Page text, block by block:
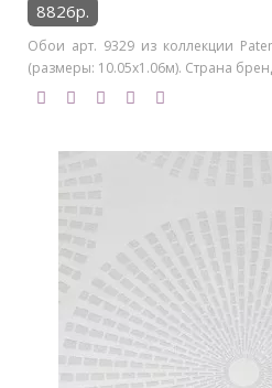
8826р.
Обои арт. 9329 из коллекции
(размеры: 10.05х1.06м). Страна